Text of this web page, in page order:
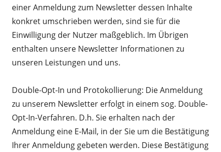
einer Anmeldung zum Newsletter dessen Inhalte
konkret umschrieben werden, sind sie für die
Einwilligung der Nutzer maßgeblich. Im Übrigen
enthalten unsere Newsletter Informationen zu
unseren Leistungen und uns.
Double-Opt-In und Protokollierung: Die Anmeldung
zu unserem Newsletter erfolgt in einem sog. Double-
Opt-In-Verfahren. D.h. Sie erhalten nach der
Anmeldung eine E-Mail, in der Sie um die Bestätigung
Ihrer Anmeldung gebeten werden. Diese Bestätigung